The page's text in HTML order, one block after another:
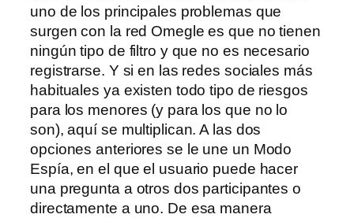
uno de los principales problemas que
surgen con la red Omegle es que no tienen
ningún tipo de filtro y que no es necesario
registrarse. Y si en las redes sociales más
habituales ya existen todo tipo de riesgos
para los menores (y para los que no lo
son), aquí se multiplican. A las dos
opciones anteriores se le une un Modo
Espía, en el que el usuario puede hacer
una pregunta a otros dos participantes o
directamente a uno. De esa manera